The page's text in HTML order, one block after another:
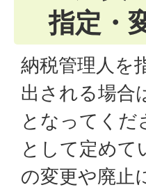
指定・
納税管理人を
出される場合
となってくだ
として定めて
の変更や廃止